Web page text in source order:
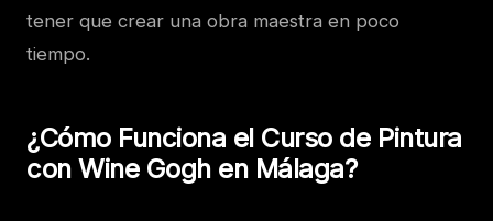
tener que crear una obra maestra en poco
tiempo.
¿Cómo Funciona el Curso de Pintura
con Wine Gogh en Málaga?